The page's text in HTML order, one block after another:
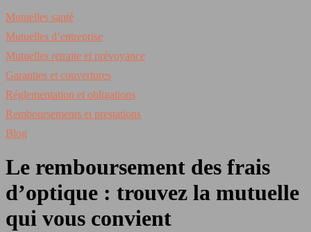
Mutuelles santé
Mutuelles d’entreprise
Mutuelles retraite et prévoyance
Garanties et couvertures
Réglementation et obligations
Remboursements et prestations
Blog
Le remboursement des frais
d’optique : trouvez la mutuelle
qui vous convient